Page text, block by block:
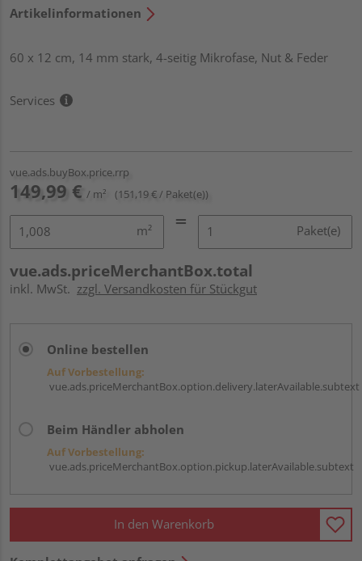
Artikelinformationen
60 x 12 cm, 14 mm stark, 4-seitig Mikrofase, Nut & Feder
Services
vue.ads.buyBox.price.rrp
149,99 € / m² (151,19 € / Paket(e))
m² Paket(e)
vue.ads.priceMerchantBox.total
inkl. MwSt. zzgl. Versandkosten für Stückgut
Online bestellen
Auf Vorbestellung:
vue.ads.priceMerchantBox.option.delivery.laterAvailable.subtext
Beim Händler abholen
Auf Vorbestellung:
vue.ads.priceMerchantBox.option.pickup.laterAvailable.subtext
In den Warenkorb